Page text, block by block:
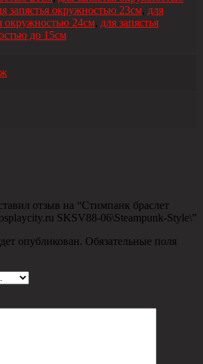
запястья окружностью 23см, для
окружностью 24см, для запястья
до 15см
отзыв на “Стимпанк браслет
SKSV88-06\Steampunk-Style\”
опубликован. Обязательные поля